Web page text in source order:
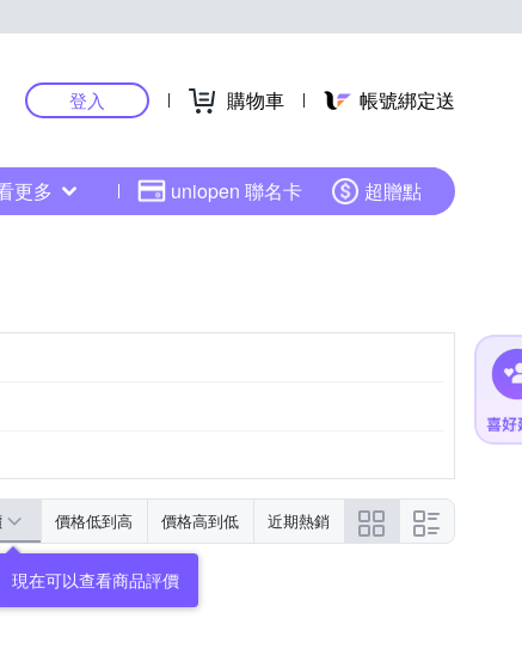
登入 購物車 帳號綁定送
更多 uniopen 聯名卡 超贈點
價格低到高 價格高到低 近期熱銷
現在可以查看商品評價